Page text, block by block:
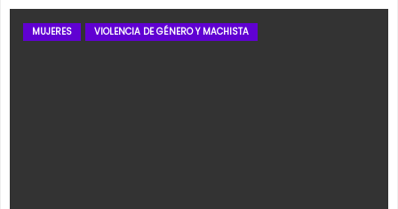
MUJERES VIOLENCIA DE GÉNERO Y MACHISTA